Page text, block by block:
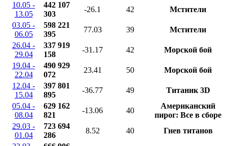
10.05 -
13.05
442 107
303
-26.1 42
Мстители
03.05 -
06.05
598 221
395
77.03 39
Мстители
26.04 -
29.04
337 919
158
-31.17 42
Морской бой
19.04 -
22.04
490 929
072
23.41 50
Морской бой
12.04 -
15.04
397 801
895
-36.77 49
Титаник 3D
05.04 -
08.04
629 162
821
-13.06 40
Американский
пирог: Все в сборе
29.03 -
01.04
723 694
286
8.52 40
Гнев титанов